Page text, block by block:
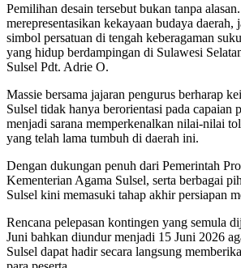
Pemilihan desain tersebut bukan tanpa
merepresentasikan kekayaan budaya daerah,
simbol persatuan di tengah keberagaman
yang hidup berdampingan di Sulawesi
Sulsel Pdt. Adrie O.
Massie bersama jajaran pengurus berharap
Sulsel tidak hanya berorientasi pada capaian
menjadi sarana memperkenalkan nilai-nilai
yang telah lama tumbuh di daerah ini.
Dengan dukungan penuh dari Pemerintah
Kementerian Agama Sulsel, serta berbagai
Sulsel kini memasuki tahap akhir persiapan
Rencana pelepasan kontingen yang semula
Juni bahkan diundur menjadi 15 Juni 2026
Sulsel dapat hadir secara langsung